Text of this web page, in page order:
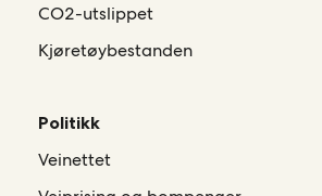
CO2-utslippet
Kjøretøybestanden
Politikk
Veinettet